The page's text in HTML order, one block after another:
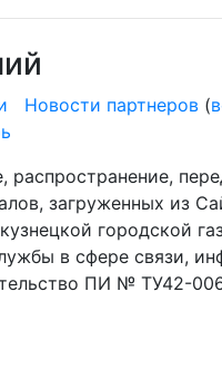
Новости партнеров (
распространение,
загруженных из
городской
в сфере связи,
ПИ № ТУ42-